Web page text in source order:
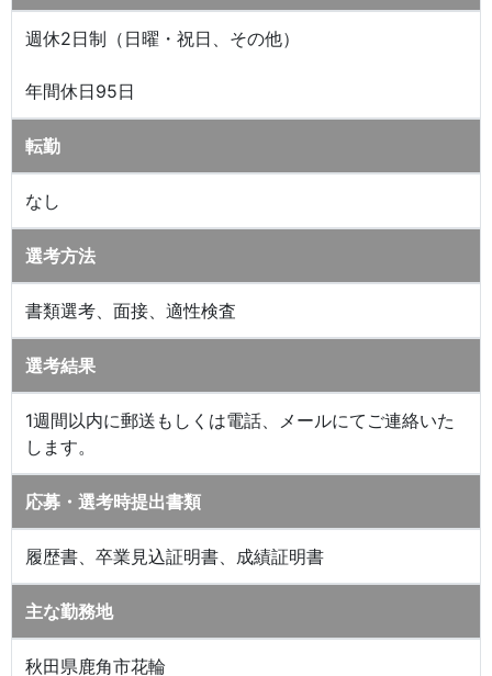
週休2日制（日曜・祝日、その他）
年間休日95日
転勤
なし
選考方法
書類選考、面接、適性検査
選考結果
1週間以内に郵送もしくは電話、メールにてご連絡いた
します。
応募・選考時提出書類
履歴書、卒業見込証明書、成績証明書
主な勤務地
秋田県鹿角市花輪